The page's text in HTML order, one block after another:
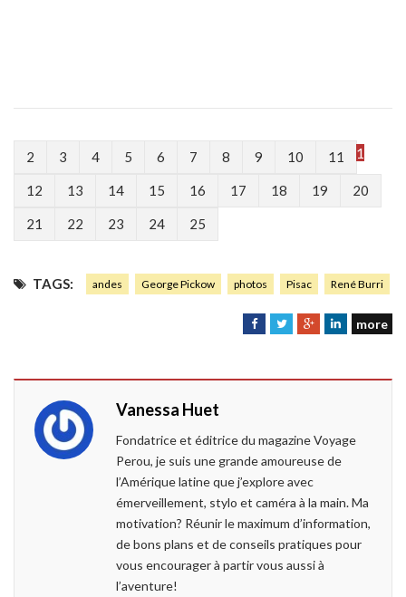
1
2 3 4 5 6 7 8 9 10 11
12 13 14 15 16 17 18 19 20
21 22 23 24 25
TAGS: andes George Pickow photos Pisac René Burri
F
o
k
T
r
G
+
L
I
n
more
Vanessa Huet
Fondatrice et éditrice du magazine Voyage
Perou, je suis une grande amoureuse de
l’Amérique latine que j’explore avec
émerveillement, stylo et caméra à la main. Ma
motivation? Réunir le maximum d’information,
de bons plans et de conseils pratiques pour
vous encourager à partir vous aussi à
l’aventure!